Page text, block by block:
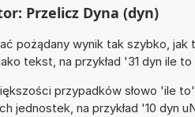
Przelicz Dyna (dyn)
pożądany wynik tak szybko,
tekst, na przykład '31 dyn ile
przypadków słowo 'ile
jednostek, na przykład '10 dyn